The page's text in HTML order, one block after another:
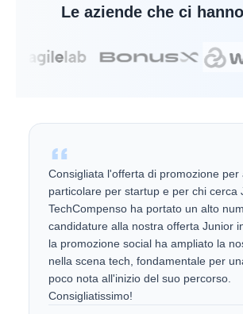
Le aziende che ci
Consigliata l'offerta di promozione per
particolare per startup e per chi cerca
TechCompenso ha portato un alto
candidature alla nostra offerta Junior
la promozione social ha ampliato la
nella scena tech, fondamentale per
poco nota all'inizio del suo percorso.
Consigliatissimo!